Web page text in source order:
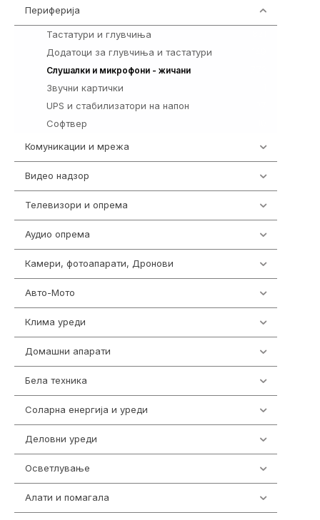
Периферија
Тастатури и глувчиња
Додатоци за глувчиња и тастатури
Слушалки и микрофони - жичани
Звучни картички
UPS и стабилизатори на напон
Софтвер
Комуникации и мрежа
Видео надзор
Телевизори и опрема
Аудио опрема
Камери, фотоапарати, Дронови
Авто-Мото
Клима уреди
Домашни апарати
Бела техника
Соларна енергија и уреди
Деловни уреди
Осветлување
Алати и помагала